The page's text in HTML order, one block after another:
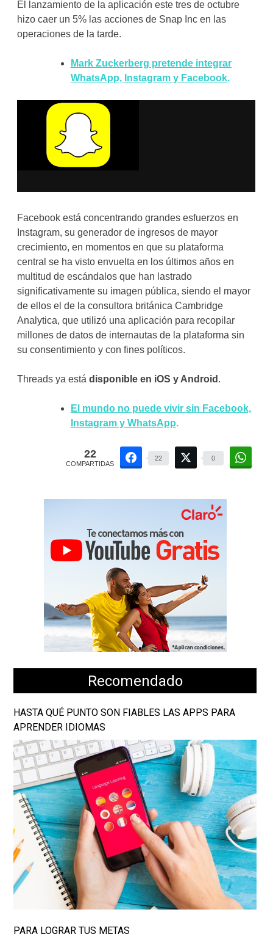
El lanzamiento de la aplicación este tres de octubre
hizo caer un 5% las acciones de Snap Inc en las
operaciones de la tarde.
Mark Zuckerberg pretende integrar
WhatsApp, Instagram y Facebook.
Facebook está concentrando grandes esfuerzos en
Instagram, su generador de ingresos de mayor
crecimiento, en momentos en que su plataforma
central se ha visto envuelta en los últimos años en
multitud de escándalos que han lastrado
significativamente su imagen pública, siendo el mayor
de ellos el de la consultora británica Cambridge
Analytica, que utilizó una aplicación para recopilar
millones de datos de internautas de la plataforma sin
su consentimiento y con fines políticos.
Threads ya está disponible en iOS y Android .
El mundo no puede vivir sin Facebook,
Instagram y WhatsApp.
22
COMPARTIDAS
22 0
Recomendado
HASTA QUÉ PUNTO SON FIABLES LAS APPS PARA
APRENDER IDIOMAS
PARA LOGRAR TUS METAS